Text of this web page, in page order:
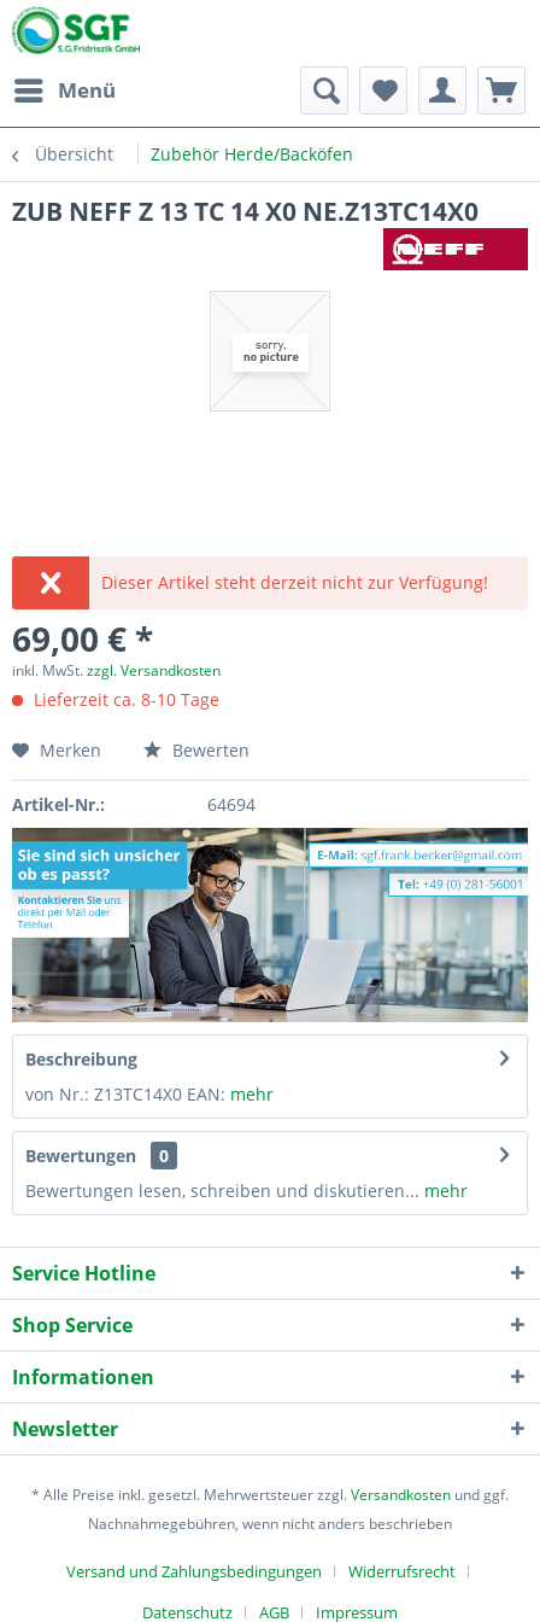
Menü
Übersicht Zubehör Herde/Backöfen
ZUB NEFF Z 13 TC 14 X0 NE.Z13TC14X0
Dieser Artikel steht derzeit nicht zur Verfügung!
69,00 € *
inkl. MwSt.zzgl. Versandkosten
Lieferzeit ca. 8-10 Tage
Merken Bewerten
Artikel-Nr.: 64694
Beschreibung
von Nr.: Z13TC14X0 EAN: mehr
Bewertungen
0
Bewertungen lesen, schreiben und diskutieren... mehr
Service Hotline
Shop Service
Informationen
Newsletter
* Alle Preise inkl. gesetzl. Mehrwertsteuer zzgl.Versandkosten und ggf.
Nachnahmegebühren, wenn nicht anders beschrieben
Versand und Zahlungsbedingungen
Widerrufsrecht
Datenschutz
AGB Impressum